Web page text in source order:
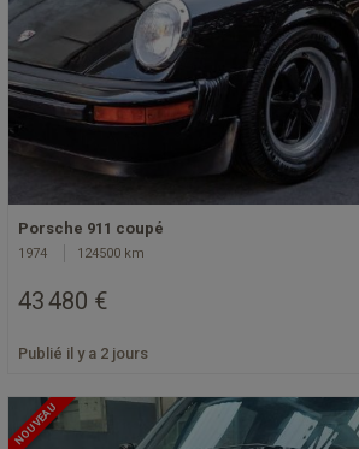
Porsche 911 coupé
1974 124500 km
43 480 €
Publié il y a 2 jours
NOUVEAU